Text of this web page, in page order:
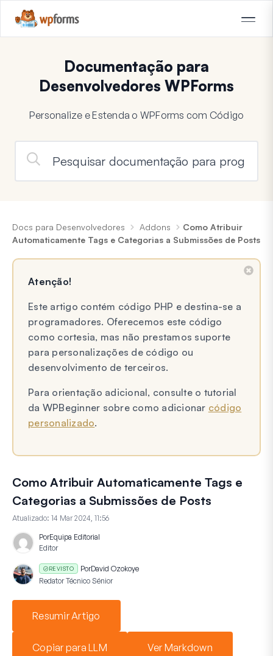
Documentação para
Desenvolvedores WPForms
Personalize e Estenda o WPForms com Código
Docs para Desenvolvedores Addons
Como Atribuir
Automaticamente Tags e Categorias a Submissões de Posts
Atenção!
Este artigo contém código PHP e destina-se a
programadores. Oferecemos este código
como cortesia, mas não prestamos suporte
para personalizações de código ou
desenvolvimento de terceiros.
Para orientação adicional, consulte o tutorial
da WPBeginner sobre como adicionar código
personalizado.
Como Atribuir Automaticamente Tags e
Categorias a Submissões de Posts
Atualizado: 14 Mar 2024, 11:56
PorEquipa Editorial
Editor
REVISTO PorDavid Ozokoye
Redator Técnico Sénior
Resumir Artigo
Copiar para LLM Ver Markdown